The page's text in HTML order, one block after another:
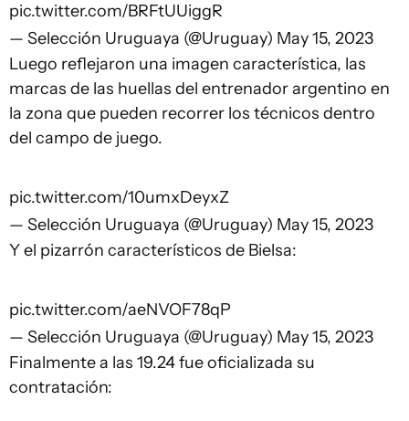
pic.twitter.com/BRFtUUiggR
— Selección Uruguaya (@Uruguay) May 15, 2023
Luego reflejaron una imagen característica, las
marcas de las huellas del entrenador argentino en
la zona que pueden recorrer los técnicos dentro
del campo de juego.
pic.twitter.com/10umxDeyxZ
— Selección Uruguaya (@Uruguay) May 15, 2023
Y el pizarrón característicos de Bielsa:
pic.twitter.com/aeNVOF78qP
— Selección Uruguaya (@Uruguay) May 15, 2023
Finalmente a las 19.24 fue oficializada su
contratación: